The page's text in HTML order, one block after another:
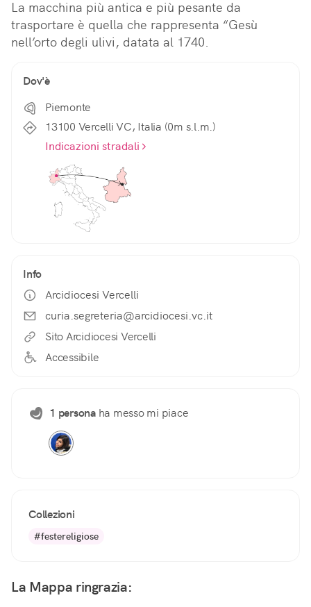
La macchina più antica e più pesante da
trasportare è quella che rappresenta “Gesù
nell’orto degli ulivi, datata al 1740.
Dov'è
Piemonte
13100 Vercelli VC, Italia (0m s.l.m.)
Indicazioni stradali
Info
Arcidiocesi Vercelli
curia.segreteria@arcidiocesi.vc.it
Sito Arcidiocesi Vercelli
Accessibile
1 personaha messo mi piace
Collezioni
#festereligiose
La Mappa ringrazia: